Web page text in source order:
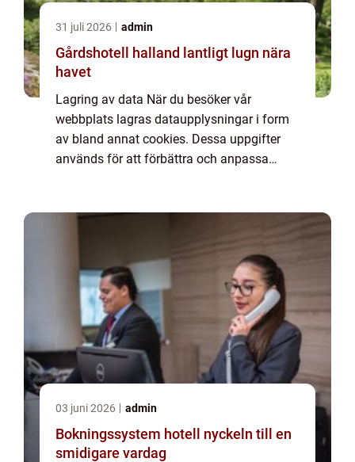
31 juli 2026 admin
Gårdshotell halland lantligt lugn nära
havet
Lagring av data När du besöker vår
webbplats lagras dataupplysningar i form
av bland annat cookies. Dessa uppgifter
används för att förbättra och anpassa
att vi...
03 juni 2026 admin
Bokningssystem hotell nyckeln till en
smidigare vardag